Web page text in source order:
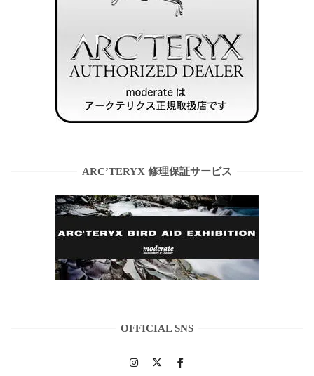
ARC’TERYX 修理保証サービス
OFFICIAL SNS